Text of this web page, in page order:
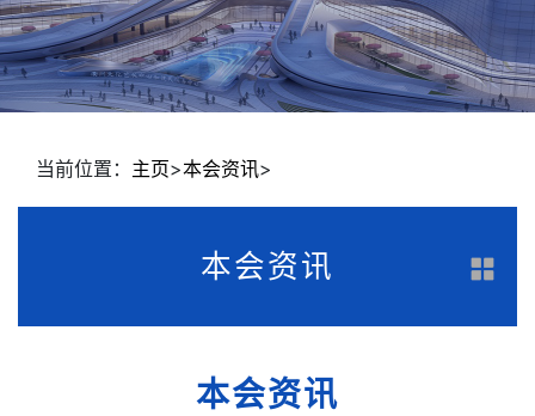
当前位置： 主页>本会资讯>
本会资讯
本会资讯